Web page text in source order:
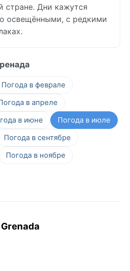
стране. Дни кажутся
освещёнными, с редкими
Погода в феврале
в апреле
в июне
Погода в июле
Погода в сентябре
Погода в ноябре